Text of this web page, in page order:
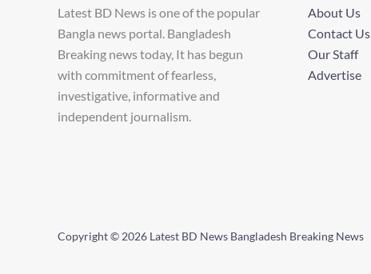
Latest BD News is one of the popular
Bangla news portal. Bangladesh
Breaking news today, It has begun
with commitment of fearless,
investigative, informative and
independent journalism.
About Us
Contact Us
Our Staff
Advertise
Copyright © 2026 Latest BD News Bangladesh Breaking News